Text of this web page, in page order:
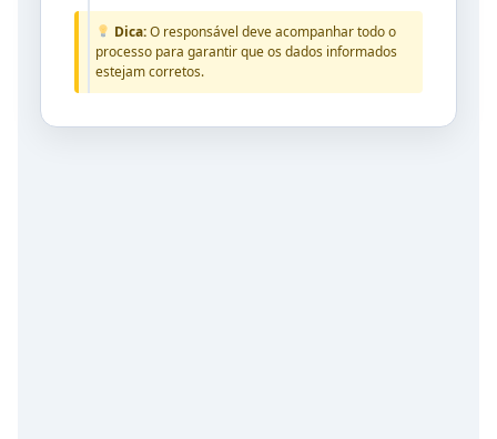
Dica:O responsável deve acompanhar todo o
processo para garantir que os dados informados
estejam corretos.